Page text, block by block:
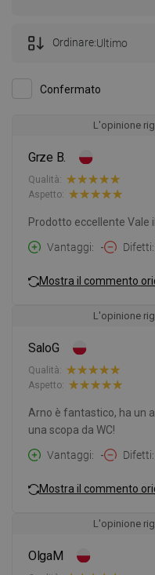
Confermato
Ordinare:Ultimo
L'opinione
Grze B.
Qualità:
Aspetto:
Prodotto eccellente Vale
Vantaggi
- Difetti
Mostra il commento
L'opinione
SaloG
Qualità:
Aspetto:
Arno è fantastico, ha un
una scopa da WC!
Vantaggi
- Difetti
Mostra il commento
L'opinione
OlgaM